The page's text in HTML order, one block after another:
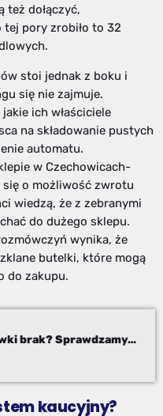
też dołączyć,
tej pory zrobiło to 32
stoi jednak z boku i
się nie zajmuje.
ich właściciele
na składowanie pustych
automatu.
w Czechowicach-
o możliwość zwrotu
wiedzą, że z zebranymi
do dużego sklepu.
wynika, że
butelki, które mogą
do zakupu.
Automaty pełne, gotówki brak? Sprawdzamy, jak działa system kaucyjny
kaucyjny?